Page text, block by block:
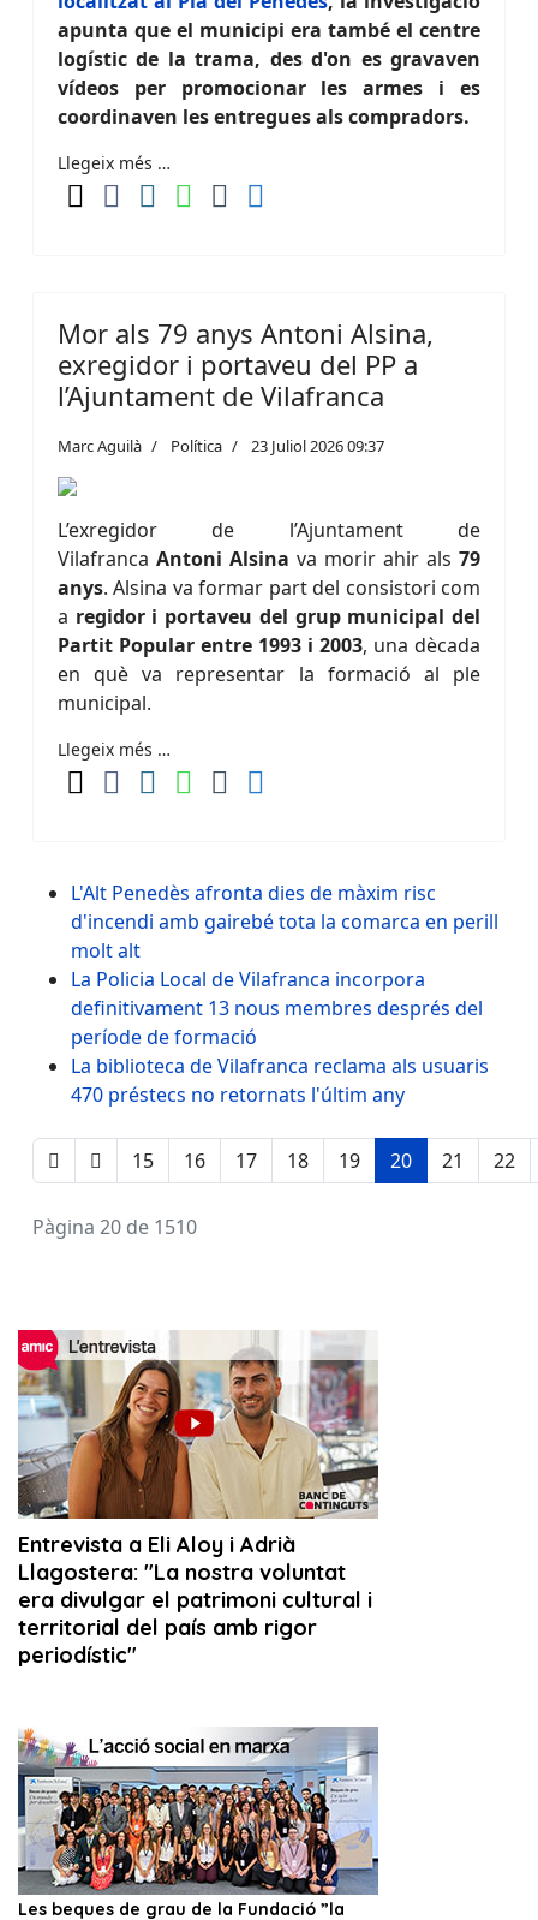
apunta que el municipi era també el centre
logístic de la trama, des d'on es gravaven
vídeos per promocionar les armes i es
coordinaven les entregues als compradors.
Llegeix més …
Mor als 79 anys Antoni Alsina,
exregidor i portaveu del PP a
l’Ajuntament de Vilafranca
Marc Aguilà Política 23 Juliol 2026 09:37
L’exregidor de l’Ajuntament de
Vilafranca Antoni Alsina va morir ahir als 79
anys. Alsina va formar part del consistori com
a regidor i portaveu del grup municipal del
Partit Popular entre 1993 i 2003, una dècada
en què va representar la formació al ple
municipal.
Llegeix més …
L'Alt Penedès afronta dies de màxim risc
d'incendi amb gairebé tota la comarca en perill
molt alt
La Policia Local de Vilafranca incorpora
definitivament 13 nous membres després del
període de formació
La biblioteca de Vilafranca reclama als usuaris
470 préstecs no retornats l'últim any
15 16 17 18 19 20 21 22
Pàgina 20 de 1510